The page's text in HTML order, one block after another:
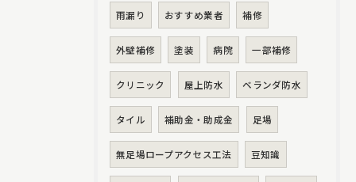
雨漏り おすすめ業者 補修
外壁補修 塗装 病院 一部補修
クリニック 屋上防水 ベランダ防水
タイル 補助金・助成金 足場
無足場ロープアクセス工法 豆知識